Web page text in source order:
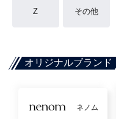
Z その他
オリジナルブランド
ネノム